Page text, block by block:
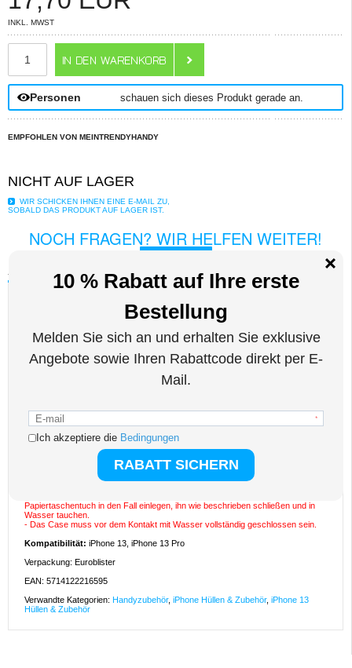
INKL. MWST
Personen schauen sich dieses Produkt gerade an.
EMPFOHLEN VON MEINTRENDYHANDY
NICHT AUF LAGER
WIR SCHICKEN IHNEN EINE E-MAIL ZU,
SOBALD DAS PRODUKT AUF LAGER IST.
NOCH FRAGEN? WIR HELFEN WEITER!
LIVE CHAT
Dieses wasserdichte Gehäuse kombiniert hochwertigste Materialien, um
sicherzustellen, dass Ihr iPhone 13, iPhone 13 Pro immer sicher ist. Völlig
abgedichtet von Witterungseinflüssen können Sie es überallhin mitnehmen, zum
Skifahren, Snowboarden, Schwimmen, Kajakfahren oder im Bad entspannen.
Eigenschaften:
gegen Witterungseinflüsse ab
- Nehmen Sie es mit auf jedes Outdoor-Abenteuer, Schwimmen, Skifahren,
- Eingebauter kristallklarer Displayschutz für Ihr iPhone 13, iPhone 13 Pro
- Hartes PC-Material, sehr schützend und langlebig
Papiertaschentuch in den Fall einlegen, ihn wie beschrieben schließen und in
Wasser tauchen.
- Das Case muss vor dem Kontakt mit Wasser vollständig geschlossen sein.
Kompatibilität: iPhone 13, iPhone 13 Pro
Verpackung: Euroblister
EAN: 5714122216595
Verwandte Kategorien: Handyzubehör, iPhone Hüllen & Zubehör, iPhone 13
Hüllen & Zubehör